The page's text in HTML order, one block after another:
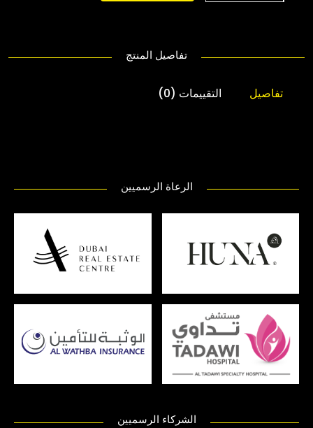
تفاصيل المنتج
تفاصيل التقييمات (0)
الرعاة الرسميين
الشركاء الرسميين